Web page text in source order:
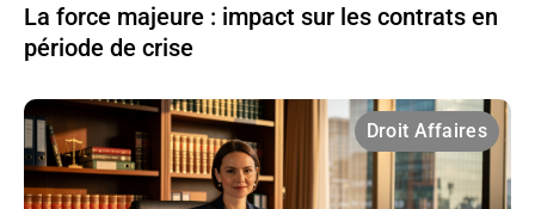
La force majeure : impact sur les contrats en
période de crise
Droit Affaires